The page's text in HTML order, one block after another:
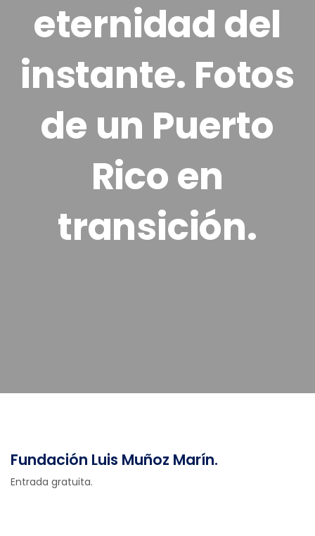
eternidad del
instante. Fotos
de un Puerto
Rico en
transición.
Fundación Luis Muñoz Marín.
Entrada gratuita.